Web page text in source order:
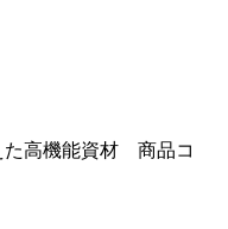
た高機能資材 商品コ